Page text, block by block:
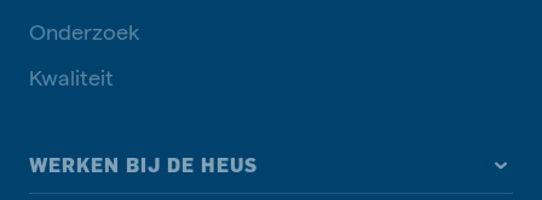
Onderzoek
Kwaliteit
WERKEN BIJ DE HEUS